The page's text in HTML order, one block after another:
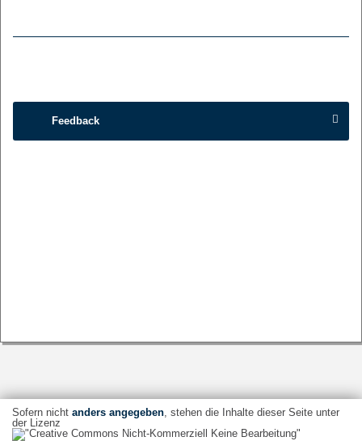
Feedback
Sofern nicht anders angegeben, stehen die Inhalte dieser Seite unter
der Lizenz